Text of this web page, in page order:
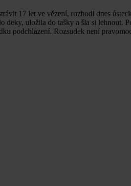
17 let ve vězení, rozhodl dnes
deky, uložila do tašky a šla si lehnout.
podchlazení. Rozsudek není